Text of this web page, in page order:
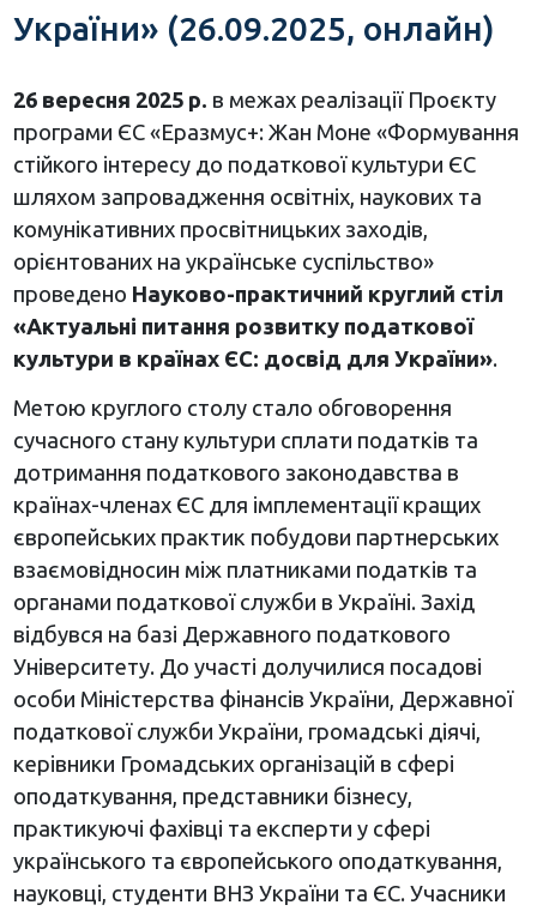
України» (26.09.2025, онлайн)
26 вересня 2025 р. в межах реалізації Проєкту
програми ЄС «Еразмус+: Жан Моне «Формування
стійкого інтересу до податкової культури ЄС
шляхом запровадження освітніх, наукових та
комунікативних просвітницьких заходів,
орієнтованих на українське суспільство»
проведено Науково-практичний круглий стіл
«Актуальні питання розвитку податкової
культури в країнах ЄС: досвід для України».
Метою круглого столу стало обговорення
сучасного стану культури сплати податків та
дотримання податкового законодавства в
країнах-членах ЄС для імплементації кращих
європейських практик побудови партнерських
взаємовідносин між платниками податків та
органами податкової служби в Україні. Захід
відбувся на базі Державного податкового
Університету. До участі долучилися посадові
особи Міністерства фінансів України, Державної
податкової служби України, громадські діячі,
керівники Громадських організацій в сфері
оподаткування, представники бізнесу,
практикуючі фахівці та експерти у сфері
українського та європейського оподаткування,
науковці, студенти ВНЗ України та ЄС. Учасники